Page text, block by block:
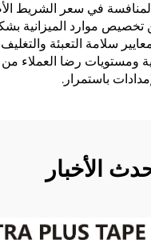
في سعر الشريط
موارد الميزانية
سلامة التعبئة
ومستويات رضا العملاء من
باستمرار.
الأخبار